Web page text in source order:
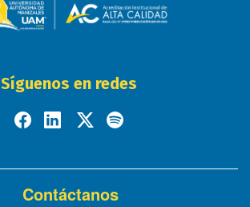
Síguenos en redes
Contáctanos